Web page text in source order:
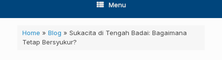
Menu
Home » Blog » Sukacita di Tengah Badai: Bagaimana
Tetap Bersyukur?